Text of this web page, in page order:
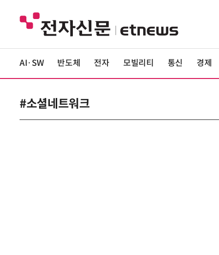
AI·SW 반도체 전자 모빌리티 통신 경제
#소셜네트워크